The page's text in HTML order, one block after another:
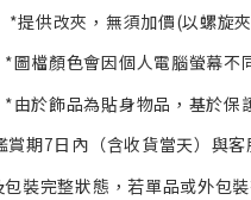
*提供改夾，無須加價(以螺旋
*圖檔顏色會因個人電腦螢幕不
*由於飾品為貼身物品，基於保
期7日內（含收貨當天）與客
裝完整狀態，若單品或外包